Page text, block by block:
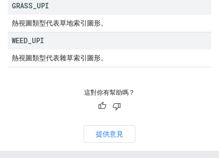
GRASS UPI
熱視圖類型代表草地索引圖形。
WEED UPI
熱視圖類型代表雜草索引圖形。
這對你有幫助嗎？
提供意見